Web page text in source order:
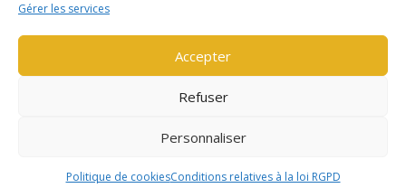
Gérer les services
Accepter
Refuser
Personnaliser
Politique de cookiesConditions relatives à la loi RGPD